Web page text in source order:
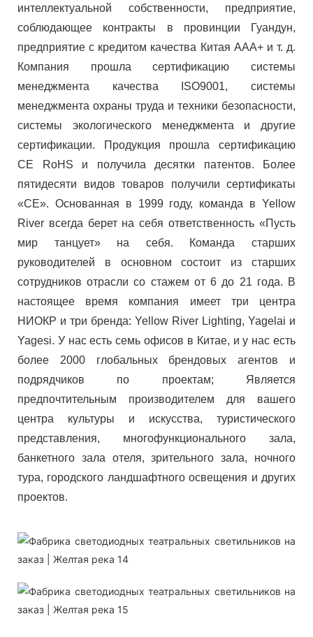
интеллектуальной собственности, предприятие,
соблюдающее контракты в провинции Гуандун,
предприятие с кредитом качества Китая AAA+ и т. д.
Компания прошла сертификацию системы
менеджмента качества ISO9001, системы
менеджмента охраны труда и техники безопасности,
системы экологического менеджмента и другие
сертификации. Продукция прошла сертификацию
CE RoHS и получила десятки патентов. Более
пятидесяти видов товаров получили сертификаты
«CE». Основанная в 1999 году, команда в Yellow
River всегда берет на себя ответственность «Пусть
мир танцует» на себя. Команда старших
руководителей в основном состоит из старших
сотрудников отрасли со стажем от 6 до 21 года. В
настоящее время компания имеет три центра
НИОКР и три бренда: Yellow River Lighting, Yagelai и
Yagesi. У нас есть семь офисов в Китае, и у нас есть
более 2000 глобальных брендовых агентов и
подрядчиков по проектам; Является
предпочтительным производителем для вашего
центра культуры и искусства, туристического
представления, многофункционального зала,
банкетного зала отеля, зрительного зала, ночного
тура, городского ландшафтного освещения и других
проектов.